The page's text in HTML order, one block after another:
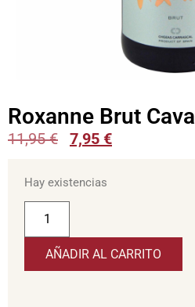
Roxanne Brut Cava
11,95€ 7,95 €
Hay existencias
AÑADIR AL CARRITO